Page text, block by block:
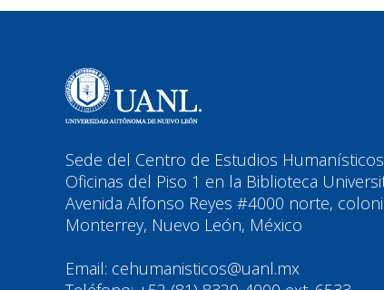
Sede del Centro de Estudios
Oficinas del Piso 1 en la Biblioteca
Avenida Alfonso Reyes #4000 norte,
Monterrey, Nuevo León, México
Email: cehumanisticos@uanl.mx